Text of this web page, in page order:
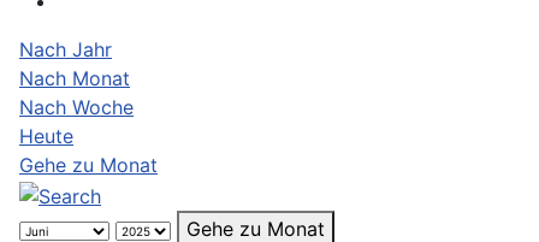
Nach Jahr
Nach Monat
Nach Woche
Heute
Gehe zu Monat
Gehe zu Monat